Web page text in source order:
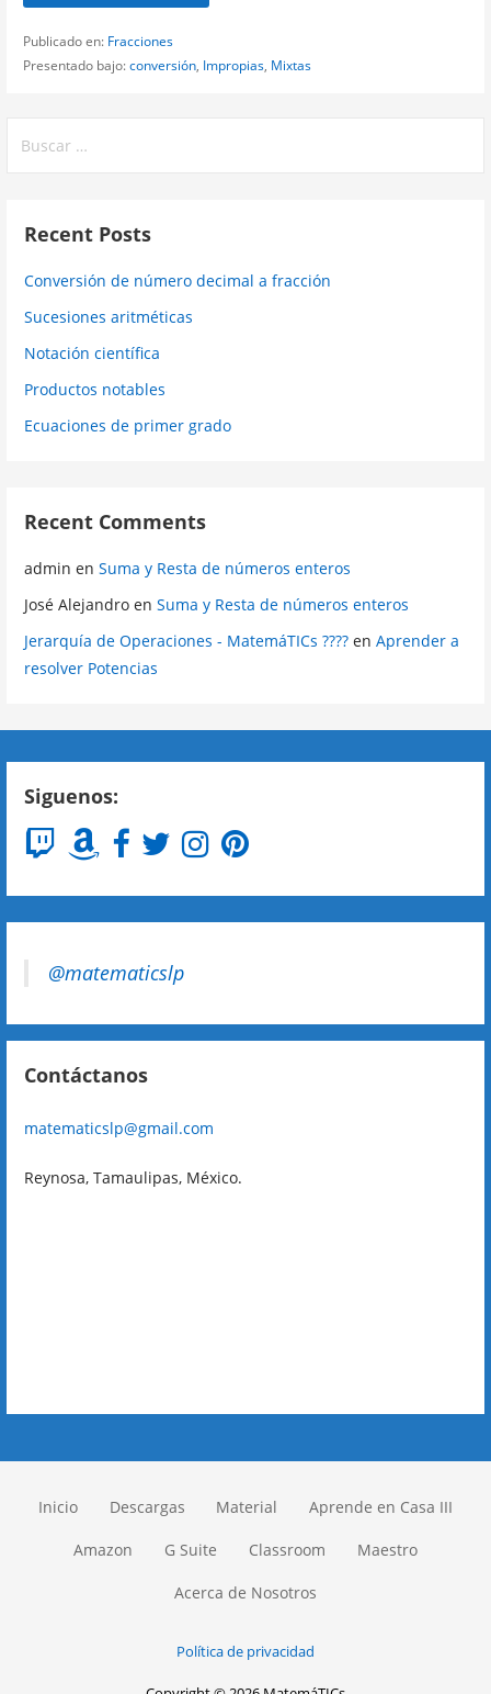
Publicado en: Fracciones
Presentado bajo:conversión, Impropias, Mixtas
Recent Posts
Conversión de número decimal a fracción
Sucesiones aritméticas
Notación científica
Productos notables
Ecuaciones de primer grado
Recent Comments
admin enSuma y Resta de números enteros
José Alejandro enSuma y Resta de números enteros
Jerarquía de Operaciones - MatemáTICs ???? enAprender a
resolver Potencias
Siguenos:
@matematicslp
Contáctanos
matematicslp@gmail.com
Reynosa, Tamaulipas, México.
Inicio Descargas Material Aprende en Casa III
Amazon G Suite Classroom Maestro
Acerca de Nosotros
Política de privacidad